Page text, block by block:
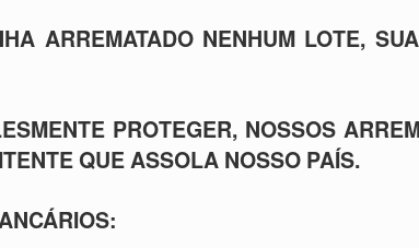
ARREMATADO NENHUM LOTE,
PROTEGER, NOSSOS
QUE ASSOLA NOSSO PAÍS.